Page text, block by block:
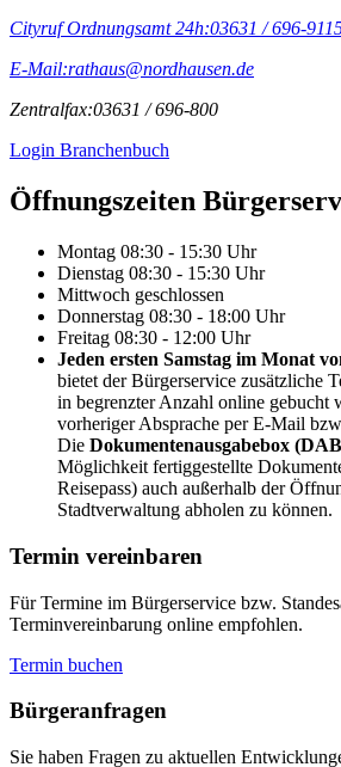
Cityruf Ordnungsamt 24h:03631 / 696-
E-Mail:rathaus@nordhausen.de
Zentralfax:03631 / 696-800
Login Branchenbuch
Öffnungs­zeiten
Montag 08:30 - 15:30 Uhr
Dienstag 08:30 - 15:30 Uhr
Mittwoch geschlossen
Donnerstag 08:30 - 18:00 Uhr
Freitag 08:30 - 12:00 Uhr
Jeden ersten Samstag im Monat
bietet der Bürgerservice zusätzliche
in begrenzter Anzahl online gebucht
vorheriger Absprache per E-Mail
Die Dokumentenausgabebox
Möglichkeit fertiggestellte
Reisepass) auch außerhalb der
Stadtverwaltung abholen zu können.
Termin vereinbaren
Für Termine im Bürgerservice bzw.
Terminvereinbarung online empfohlen.
Termin buchen
Bürger­anfragen
Sie haben Fragen zu aktuellen